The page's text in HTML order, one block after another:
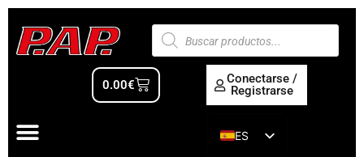
0.00€
Conectarse /
Registrarse
ES